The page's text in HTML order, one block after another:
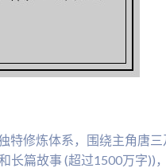
特修炼体系，围绕主角唐
长篇故事 (超过1500万字))